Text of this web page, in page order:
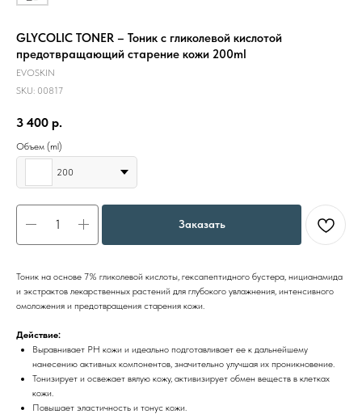
GLYCOLIC TONER – Тоник c гликолевой кислотой
предотвращающий старение кожи 200ml
EVOSKIN
SKU: 00817
3 400 р.
Объем (ml)
200
Заказать
Тоник на основе 7% гликолевой кислоты, гексапептидного бустера, ницианамида
и экстрактов лекарственных растений для глубокого увлажнения, интенсивного
омоложения и предотвращения старения кожи.
Действие:
Выравнивает РН кожи и идеально подготавливает ее к дальнейшему
нанесению активных компонентов, значительно улучшая их проникновение.
Тонизирует и освежает вялую кожу, активизирует обмен веществ в клетках
кожи.
Повышает эластичность и тонус кожи.